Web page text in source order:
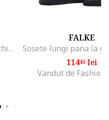
Sosete lungi pana la genunchi din amestec de bumbac Tiago
FALKE
11445lei
Vandut de Fashion